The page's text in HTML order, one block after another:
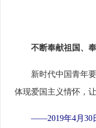
不断奉献祖国、
新时代中国青年要
体现爱国主义情怀，
——2019年4月30